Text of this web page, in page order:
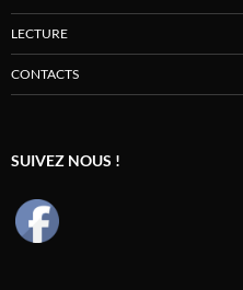
LECTURE
CONTACTS
SUIVEZ NOUS !